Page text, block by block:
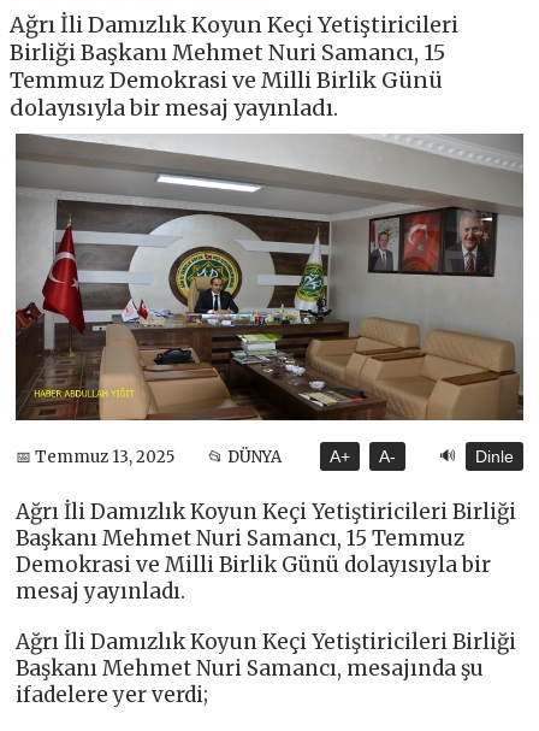
Ağrı İli Damızlık Koyun Keçi Yetiştiricileri
Birliği Başkanı Mehmet Nuri Samancı, 15
Temmuz Demokrasi ve Milli Birlik Günü
dolayısıyla bir mesaj yayınladı.
📅 Temmuz 13, 2025 📂 DÜNYA A+ A- 🔊 Dinle
Ağrı İli Damızlık Koyun Keçi Yetiştiricileri Birliği
Başkanı Mehmet Nuri Samancı, 15 Temmuz
Demokrasi ve Milli Birlik Günü dolayısıyla bir
mesaj yayınladı.
Ağrı İli Damızlık Koyun Keçi Yetiştiricileri Birliği
Başkanı Mehmet Nuri Samancı, mesajında şu
ifadelere yer verdi;